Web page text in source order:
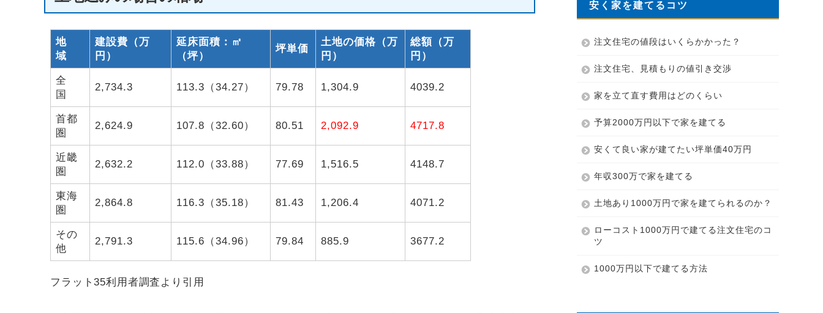
地
域
建設費（万
円）
延床面積：㎡
（坪）
坪単価
土地の価格（万
円）
総額（万
円）
全
国
2,734.3 113.3（34.27） 79.78 1,304.9 4039.2
首都
圏
2,624.9 107.8（32.60） 80.51 2,092.9 4717.8
近畿
圏
2,632.2 112.0（33.88） 77.69 1,516.5 4148.7
東海
圏
2,864.8 116.3（35.18） 81.43 1,206.4 4071.2
その
他
2,791.3 115.6（34.96） 79.84 885.9 3677.2
フラット35利用者調査より引用
安く家を建てるコツ
注文住宅の値段はいくらかかった？
注文住宅、見積もりの値引き交渉
家を立て直す費用はどのくらい
予算2000万円以下で家を建てる
安くて良い家が建てたい坪単価40万円
年収300万で家を建てる
土地あり1000万円で家を建てられるのか？
ローコスト1000万円で建てる注文住宅のコ
ツ
1000万円以下で建てる方法